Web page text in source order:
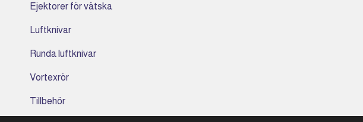
Ejektorer för vätska
Luftknivar
Runda luftknivar
Vortexrör
Tillbehör